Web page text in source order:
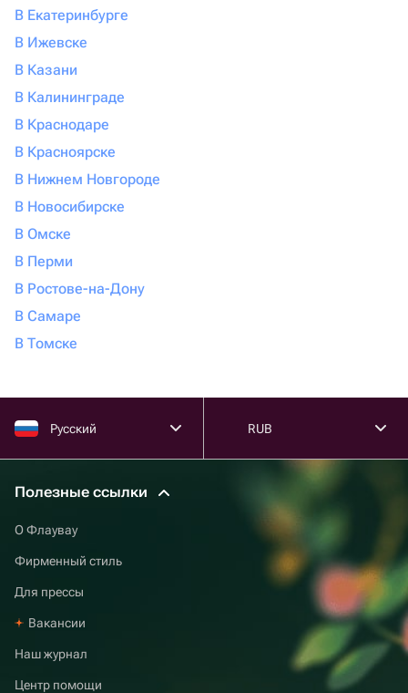
В Екатеринбурге
В Ижевске
В Казани
В Калининграде
В Краснодаре
В Красноярске
В Нижнем Новгороде
В Новосибирске
В Омске
В Перми
В Ростове-на-Дону
В Самаре
В Томске
Русский RUB
Полезные ссылки
О Флаувау
Фирменный стиль
Для прессы
Вакансии
Наш журнал
Центр помощи